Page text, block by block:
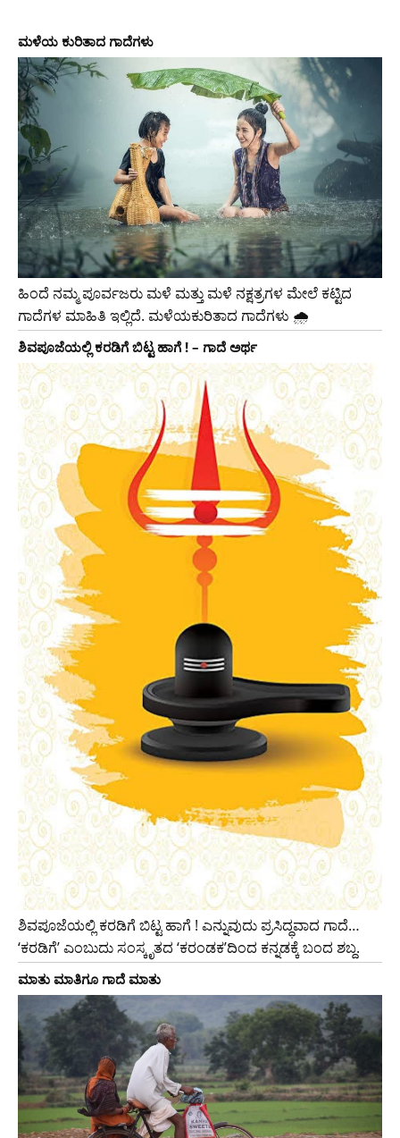
ಮಳೆಯ ಕುರಿತಾದ ಗಾದೆಗಳು
ಹಿಂದೆ ನಮ್ಮ ಪೂರ್ವಜರು ಮಳೆ ಮತ್ತು ಮಳೆ ನಕ್ಷತ್ರಗಳ ಮೇಲೆ ಕಟ್ಟಿದ
ಗಾದೆಗಳ ಮಾಹಿತಿ ಇಲ್ಲಿದೆ. ಮಳೆಯಕುರಿತಾದ ಗಾದೆಗಳು 🌧
ಶಿವಪೂಜೆಯಲ್ಲಿ ಕರಡಿಗೆ ಬಿಟ್ಟ ಹಾಗೆ ! – ಗಾದೆ ಅರ್ಥ
ಶಿವಪೂಜೆಯಲ್ಲಿ ಕರಡಿಗೆ ಬಿಟ್ಟ ಹಾಗೆ ! ಎನ್ನುವುದು ಪ್ರಸಿದ್ಧವಾದ ಗಾದೆ…
‘ಕರಡಿಗೆ’ ಎಂಬುದು ಸಂಸ್ಕೃತದ ‘ಕರಂಡಕ’ದಿಂದ ಕನ್ನಡಕ್ಕೆ ಬಂದ ಶಬ್ದ.
ಮಾತು ಮಾತಿಗೂ ಗಾದೆ ಮಾತು